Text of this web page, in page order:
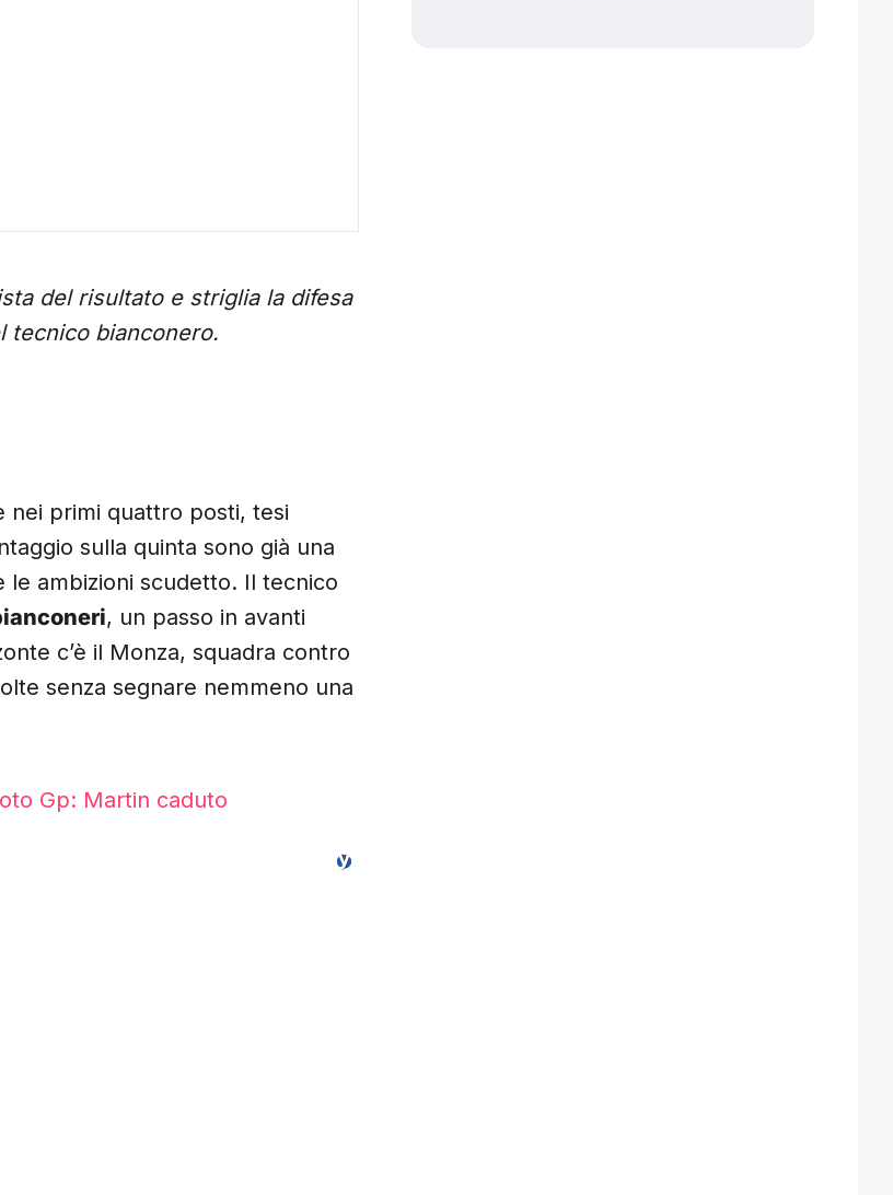
del risultato e striglia la difesa
tecnico bianconero.
nei primi quattro posti, tesi
sulla quinta sono già una
ambizioni scudetto. Il tecnico
, un passo in avanti
c’è il Monza, squadra contro
senza segnare nemmeno una
Gp: Martin caduto